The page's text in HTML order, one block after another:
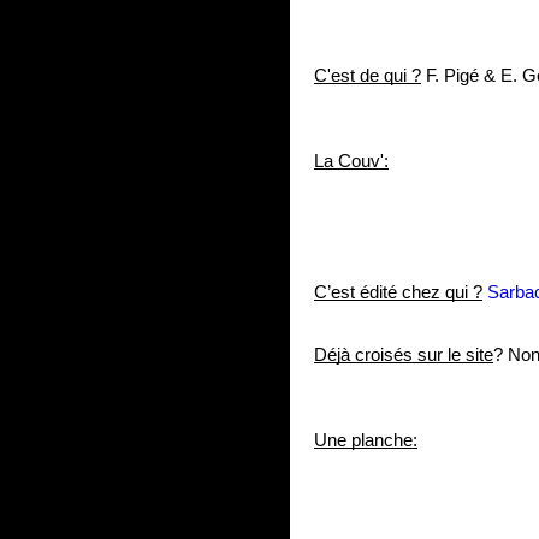
C'est de qui ? F. Pigé & E.
La Couv':
C’est édité chez qui ?
Déjà croisés sur le site? Non
Une planche: